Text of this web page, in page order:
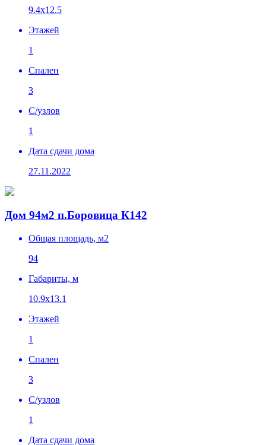
9.4х12.5
Этажей
1
Спален
3
C/узлов
1
Дата сдачи дома
27.11.2022
Дом 94м2 п.Боровица К142
Общая площадь, м2
94
Габариты, м
10.9х13.1
Этажей
1
Спален
3
C/узлов
1
Дата сдачи дома